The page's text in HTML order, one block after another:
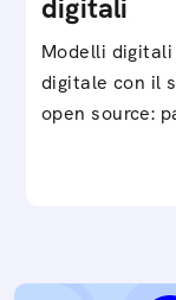
digitali
Modelli
digitale con il
open source: